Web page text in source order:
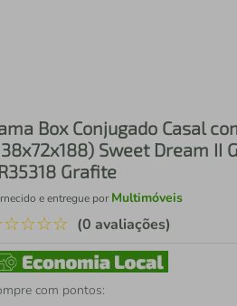
Box Conjugado Casal
Sweet Dream II
Grafite
e entregue por Multimóveis
☆☆☆☆ (0 avaliações)
com pontos: